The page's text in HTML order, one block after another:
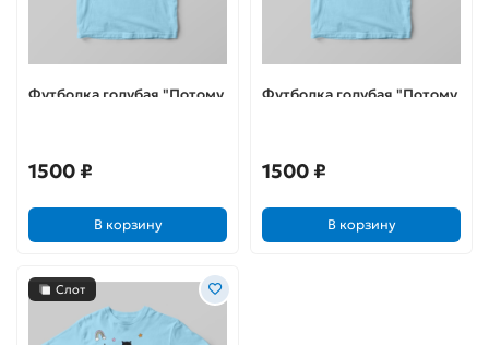
Футболка голубая "Потому
1500 ₽
В корзину
Футболка голубая "Потому
1500 ₽
В корзину
Слот